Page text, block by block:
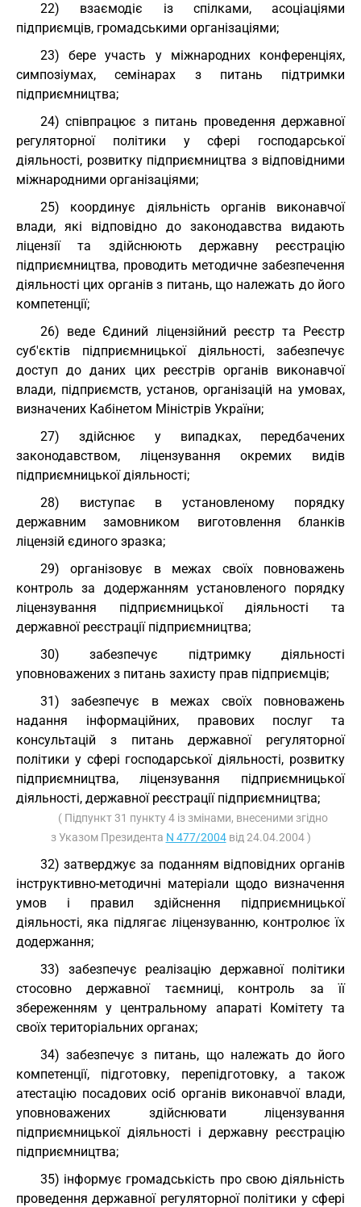
22) взаємодіє із спілками, асоціаціями
підприємців, громадськими організаціями;
23) бере участь у міжнародних конференціях,
симпозіумах, семінарах з питань підтримки
підприємництва;
24) співпрацює з питань проведення державної
регуляторної політики у сфері господарської
діяльності, розвитку підприємництва з відповідними
міжнародними організаціями;
25) координує діяльність органів виконавчої
влади, які відповідно до законодавства видають
ліцензії та здійснюють державну реєстрацію
підприємництва, проводить методичне забезпечення
діяльності цих органів з питань, що належать до його
компетенції;
26) веде Єдиний ліцензійний реєстр та Реєстр
суб'єктів підприємницької діяльності, забезпечує
доступ до даних цих реєстрів органів виконавчої
влади, підприємств, установ, організацій на умовах,
визначених Кабінетом Міністрів України;
27) здійснює у випадках, передбачених
законодавством, ліцензування окремих видів
підприємницької діяльності;
28) виступає в установленому порядку
державним замовником виготовлення бланків
ліцензій єдиного зразка;
29) організовує в межах своїх повноважень
контроль за додержанням установленого порядку
ліцензування підприємницької діяльності та
державної реєстрації підприємництва;
30) забезпечує підтримку діяльності
уповноважених з питань захисту прав підприємців;
31) забезпечує в межах своїх повноважень
надання інформаційних, правових послуг та
консультацій з питань державної регуляторної
політики у сфері господарської діяльності, розвитку
підприємництва, ліцензування підприємницької
діяльності, державної реєстрації підприємництва;
( Підпункт 31 пункту 4 із змінами, внесеними згідно
з Указом Президента N 477/2004від 24.04.2004 )
32) затверджує за поданням відповідних органів
інструктивно-методичні матеріали щодо визначення
умов і правил здійснення підприємницької
діяльності, яка підлягає ліцензуванню, контролює їх
додержання;
33) забезпечує реалізацію державної політики
стосовно державної таємниці, контроль за її
збереженням у центральному апараті Комітету та
своїх територіальних органах;
34) забезпечує з питань, що належать до його
компетенції, підготовку, перепідготовку, а також
атестацію посадових осіб органів виконавчої влади,
уповноважених здійснювати ліцензування
підприємницької діяльності і державну реєстрацію
підприємництва;
35) інформує громадськість про свою діяльність
проведення державної регуляторної політики у сфері